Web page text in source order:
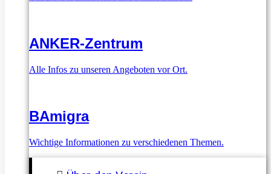
ANKER-Zentrum
Alle Infos zu unseren Angeboten vor Ort.
BAmigra
Wichtige Informationen zu verschiedenen Themen.